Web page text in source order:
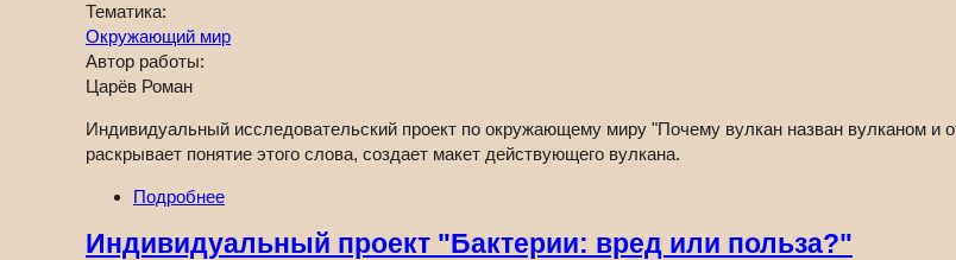
Тематика:
Окружающий мир
Автор работы:
Царёв Роман
Индивидуальный исследовательский проект по окружающему миру "Почему вулкан назван вулканом и
раскрывает понятие этого слова, создает макет действующего вулкана.
Подробнее
Индивидуальный проект "Бактерии: вред или польза?"